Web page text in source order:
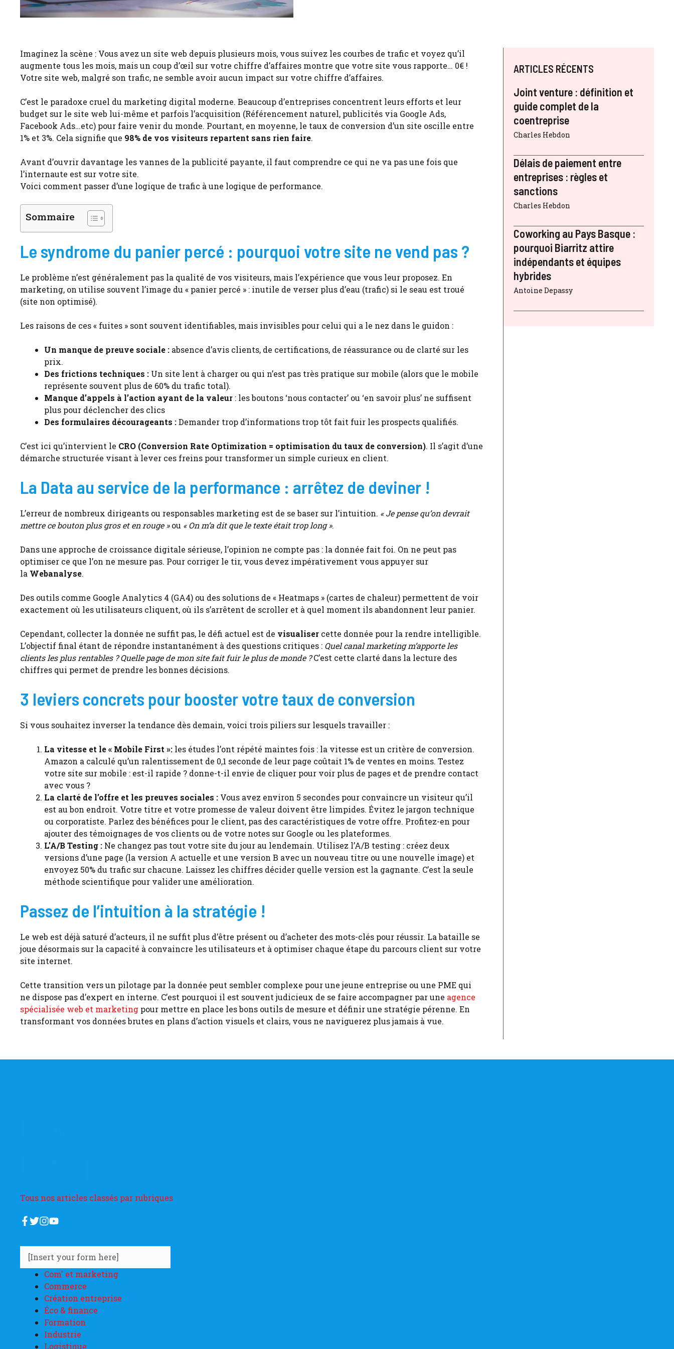
Imaginez la scène : Vous avez un site web depuis plusieurs mois, vous suivez les courbes de trafic et voyez qu’il
augmente tous les mois, mais un coup d’œil sur votre chiffre d’affaires montre que votre site vous rapporte… 0€ !
Votre site web, malgré son trafic, ne semble avoir aucun impact sur votre chiffre d’affaires.
C’est le paradoxe cruel du marketing digital moderne. Beaucoup d’entreprises concentrent leurs efforts et leur
budget sur le site web lui-même et parfois l’acquisition (Référencement naturel, publicités via Google Ads,
Facebook Ads…etc) pour faire venir du monde. Pourtant, en moyenne, le taux de conversion d’un site oscille entre
1% et 3%. Cela signifie que 98% de vos visiteurs repartent sans rien faire.
Avant d’ouvrir davantage les vannes de la publicité payante, il faut comprendre ce qui ne va pas une fois que
l’internaute est sur votre site.
Voici comment passer d’une logique de trafic à une logique de performance.
Sommaire
Le syndrome du panier percé : pourquoi votre site ne vend pas ?
Le problème n’est généralement pas la qualité de vos visiteurs, mais l’expérience que vous leur proposez. En
marketing, on utilise souvent l’image du « panier percé » : inutile de verser plus d’eau (trafic) si le seau est troué
(site non optimisé).
Les raisons de ces « fuites » sont souvent identifiables, mais invisibles pour celui qui a le nez dans le guidon :
Un manque de preuve sociale : absence d’avis clients, de certifications, de réassurance ou de clarté sur les
prix.
Des frictions techniques : Un site lent à charger ou qui n’est pas très pratique sur mobile (alors que le mobile
représente souvent plus de 60% du trafic total).
Manque d’appels à l’action ayant de la valeur : les boutons ‘nous contacter’ ou ‘en savoir plus’ ne suffisent
plus pour déclencher des clics
Des formulaires décourageants :Demander trop d’informations trop tôt fait fuir les prospects qualifiés.
C’est ici qu’intervient le CRO (Conversion Rate Optimization = optimisation du taux de conversion). Il s’agit d’une
démarche structurée visant à lever ces freins pour transformer un simple curieux en client.
La Data au service de la performance : arrêtez de deviner !
L’erreur de nombreux dirigeants ou responsables marketing est de se baser sur l’intuition. « Je pense qu’on devrait
mettre ce bouton plus gros et en rouge »ou « On m’a dit que le texte était trop long ».
Dans une approche de croissance digitale sérieuse, l’opinion ne compte pas : la donnée fait foi. On ne peut pas
optimiser ce que l’on ne mesure pas. Pour corriger le tir, vous devez impérativement vous appuyer sur
la Webanalyse.
Des outils comme Google Analytics 4 (GA4) ou des solutions de « Heatmaps » (cartes de chaleur) permettent de voir
exactement où les utilisateurs cliquent, où ils s’arrêtent de scroller et à quel moment ils abandonnent leur panier.
Cependant, collecter la donnée ne suffit pas, le défi actuel est de visualiser cette donnée pour la rendre intelligible.
L’objectif final étant de répondre instantanément à des questions critiques : Quel canal marketing m’apporte les
clients les plus rentables ? Quelle page de mon site fait fuir le plus de monde ?C’est cette clarté dans la lecture des
chiffres qui permet de prendre les bonnes décisions.
3 leviers concrets pour booster votre taux de conversion
Si vous souhaitez inverser la tendance dès demain, voici trois piliers sur lesquels travailler :
La vitesse et le « Mobile First »: les études l’ont répété maintes fois : la vitesse est un critère de conversion.
Amazon a calculé qu’un ralentissement de 0,1 seconde de leur page coûtait 1% de ventes en moins. Testez
votre site sur mobile : est-il rapide ? donne-t-il envie de cliquer pour voir plus de pages et de prendre contact
avec vous ?
La clarté de l’offre et les preuves sociales : Vous avez environ 5 secondes pour convaincre un visiteur qu’il
est au bon endroit. Votre titre et votre promesse de valeur doivent être limpides. Évitez le jargon technique
ou corporatiste. Parlez des bénéfices pour le client, pas des caractéristiques de votre offre. Profitez-en pour
ajouter des témoignages de vos clients ou de votre notes sur Google ou les plateformes.
L’A/B Testing : Ne changez pas tout votre site du jour au lendemain. Utilisez l’A/B testing : créez deux
versions d’une page (la version A actuelle et une version B avec un nouveau titre ou une nouvelle image) et
envoyez 50% du trafic sur chacune. Laissez les chiffres décider quelle version est la gagnante. C’est la seule
méthode scientifique pour valider une amélioration.
Passez de l’intuition à la stratégie !
Le web est déjà saturé d’acteurs, il ne suffit plus d’être présent ou d’acheter des mots-clés pour réussir. La bataille se
joue désormais sur la capacité à convaincre les utilisateurs et à optimiser chaque étape du parcours client sur votre
site internet.
Cette transition vers un pilotage par la donnée peut sembler complexe pour une jeune entreprise ou une PME qui
ne dispose pas d’expert en interne. C’est pourquoi il est souvent judicieux de se faire accompagner par une agence
spécialisée web et marketing pour mettre en place les bons outils de mesure et définir une stratégie pérenne. En
transformant vos données brutes en plans d’action visuels et clairs, vous ne naviguerez plus jamais à vue.
ARTICLES RÉCENTS
Joint venture : définition et
guide complet de la
coentreprise
Charles Hebdon
Délais de paiement entre
entreprises : règles et
sanctions
Charles Hebdon
Coworking au Pays Basque :
pourquoi Biarritz attire
indépendants et équipes
hybrides
Antoine Depassy
Tous nos articles classés par rubriques
[Insert your form here]
Com' et marketing
Commerce
Création entreprise
Éco & finance
Formation
Industrie
Logistique